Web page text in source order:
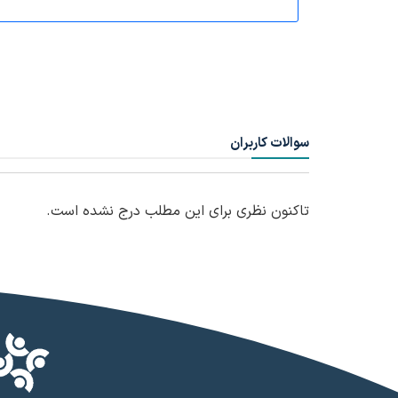
سوالات کاربران
تاکنون نظری برای این مطلب درج نشده است.